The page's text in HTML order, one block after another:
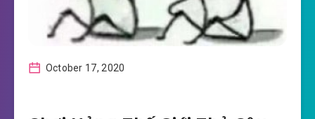
October 17, 2020